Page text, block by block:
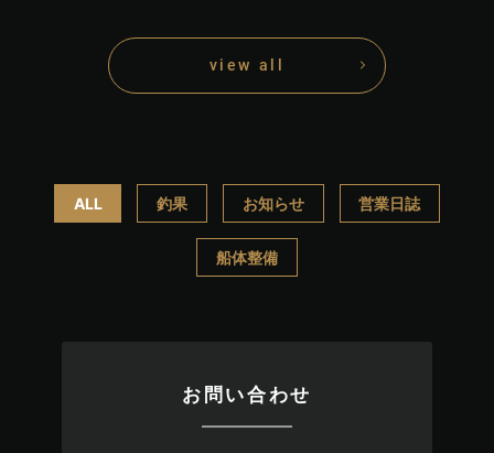
view all
ALL 釣果 お知らせ 営業日誌
船体整備
お問い合わせ